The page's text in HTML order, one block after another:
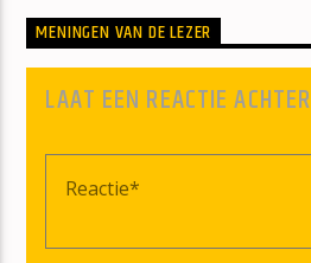
MENINGEN VAN DE LEZER
LAAT EEN REACTIE ACHTER